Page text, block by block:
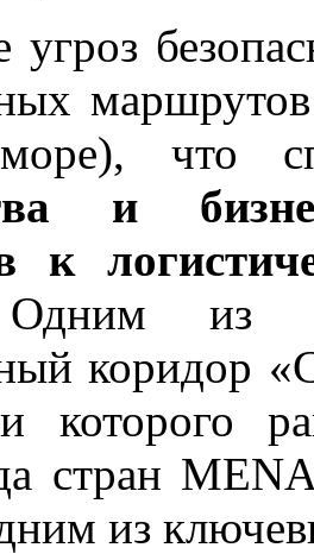
угроз
что
и
к
из
коридор
которого
стран
из